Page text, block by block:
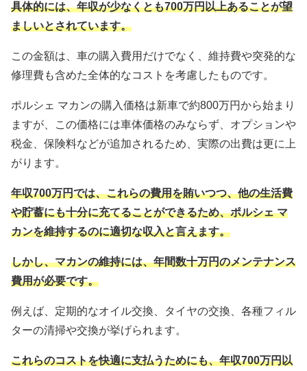
具体的には、年収が少なくとも700万円以上あることが望
ましいとされています。
この金額は、車の購入費用だけでなく、維持費や突発的な
修理費も含めた全体的なコストを考慮したものです。
ポルシェ マカンの購入価格は新車で約800万円から始まり
ますが、この価格には車体価格のみならず、オプションや
税金、保険料などが追加されるため、実際の出費は更に上
がります。
年収700万円では、これらの費用を賄いつつ、他の生活費
や貯蓄にも十分に充てることができるため、ポルシェ マ
カンを維持するのに適切な収入と言えます。
しかし、マカンの維持には、年間数十万円のメンテナンス
費用が必要です。
例えば、定期的なオイル交換、タイヤの交換、各種フィル
ターの清掃や交換が挙げられます。
これらのコストを快適に支払うためにも、年収700万円以